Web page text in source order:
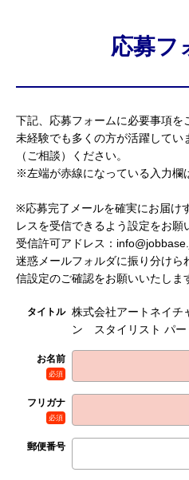
応募フ
下記、応募フォームに必要事項を
未経験でも多くの方が活躍してい
（ご相談）ください。
※左端が赤線になっている入力欄
※応募完了メールを確実にお届け
レスを受信できるよう設定をお願
受信許可アドレス：
迷惑メールフォルダに振り分けら
信設定のご確認をお願いいたしま
タイトル 株式会社アートネイ
ン スタイリスト パー
お名前
必須
フリガナ
必須
郵便番号